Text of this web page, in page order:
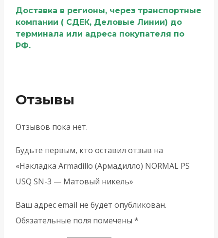
Доставка в регионы, через транспортные
компании ( СДЕК, Деловые Линии) до
терминала или адреса покупателя по
РФ.
Отзывы
Отзывов пока нет.
Будьте первым, кто оставил отзыв на
«Накладка Armadillo (Армадилло) NORMAL PS
USQ SN-3 — Матовый никель»
Ваш адрес email не будет опубликован.
Обязательные поля помечены *